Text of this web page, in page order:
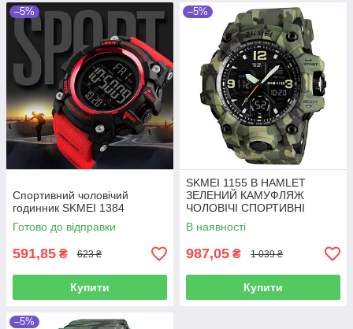
–5%
Спортивний чоловічий
годинник SKMEI 1384
Готово до відправки
591,85 ₴ 623 ₴
Купити
–5%
SKMEI 1155 B HAMLET
ЗЕЛЕНИЙ КАМУФЛЯЖ
ЧОЛОВІЧІ СПОРТИВНІ
ГОДИННИКИ
В наявності
987,05 ₴ 1 039 ₴
Купити
–5%